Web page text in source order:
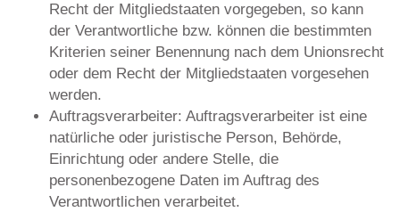
Recht der Mitgliedstaaten vorgegeben, so kann
der Verantwortliche bzw. können die bestimmten
Kriterien seiner Benennung nach dem Unionsrecht
oder dem Recht der Mitgliedstaaten vorgesehen
werden.
Auftragsverarbeiter: Auftragsverarbeiter ist eine
natürliche oder juristische Person, Behörde,
Einrichtung oder andere Stelle, die
personenbezogene Daten im Auftrag des
Verantwortlichen verarbeitet.